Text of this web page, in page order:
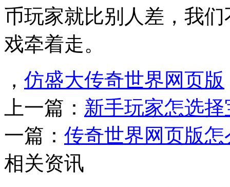
币玩家就比别人差，我
戏牵着走。
， 仿盛大传奇世界网页版
上一篇： 新手玩家怎选
一篇： 传奇世界网页版
相关资讯